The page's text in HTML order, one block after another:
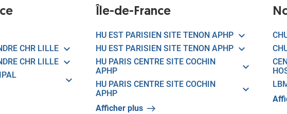
CHR LILLE
CHR LILLE
Île-de-France
HU EST PARISIEN SITE TENON APHP
HU EST PARISIEN SITE TENON APHP
HU PARIS CENTRE SITE COCHIN
APHP
HU PARIS CENTRE SITE COCHIN
APHP
Afficher plus